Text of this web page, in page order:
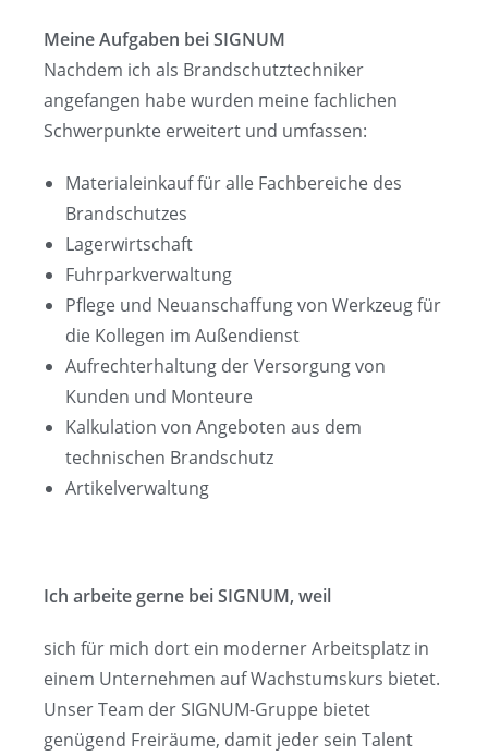
Meine Aufgaben bei SIGNUM
Nachdem ich als Brandschutztechniker
angefangen habe wurden meine fachlichen
Schwerpunkte erweitert und umfassen:
Materialeinkauf für alle Fachbereiche des
Brandschutzes
Lagerwirtschaft
Fuhrparkverwaltung
Pflege und Neuanschaffung von Werkzeug für
die Kollegen im Außendienst
Aufrechterhaltung der Versorgung von
Kunden und Monteure
Kalkulation von Angeboten aus dem
technischen Brandschutz
Artikelverwaltung
Ich arbeite gerne bei SIGNUM, weil
sich für mich dort ein moderner Arbeitsplatz in
einem Unternehmen auf Wachstumskurs bietet.
Unser Team der SIGNUM-Gruppe bietet
genügend Freiräume, damit jeder sein Talent